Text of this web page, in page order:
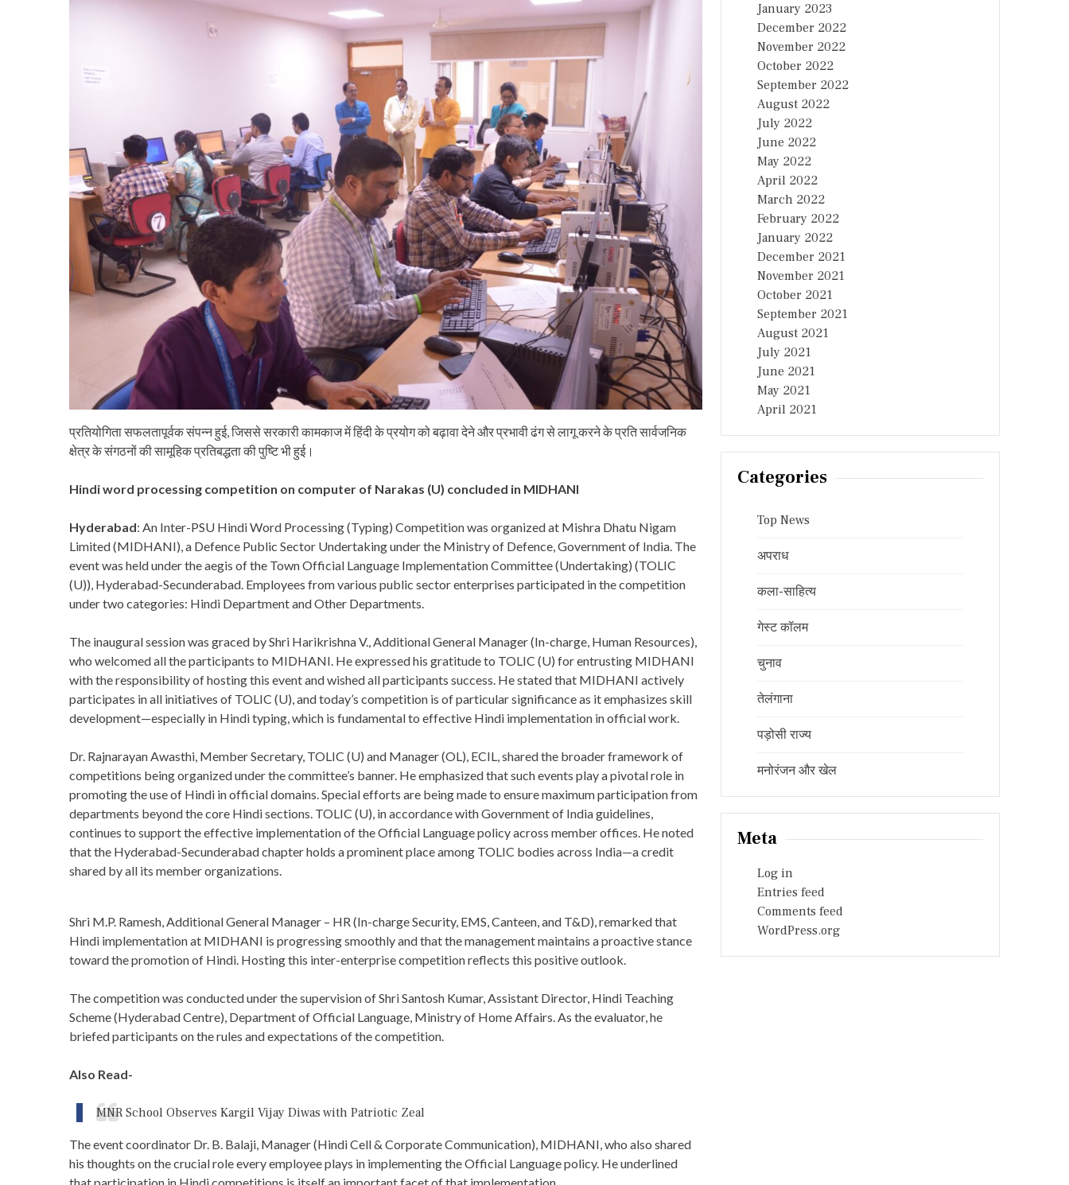
प्रतियोगिता सफलतापूर्वक संपन्न हुई, जिससे सरकारी कामकाज में हिंदी के प्रयोग को बढ़ावा देने और प्रभावी ढंग से लागू करने के प्रति सार्वजनिक
क्षेत्र के संगठनों की सामूहिक प्रतिबद्धता की पुष्टि भी हुई।
Hindi word processing competition on computer of Narakas (U) concluded in MIDHANI
Hyderabad: An Inter-PSU Hindi Word Processing (Typing) Competition was organized at Mishra Dhatu Nigam
Limited (MIDHANI), a Defence Public Sector Undertaking under the Ministry of Defence, Government of India. The
event was held under the aegis of the Town Official Language Implementation Committee (Undertaking) (TOLIC
(U)), Hyderabad-Secunderabad. Employees from various public sector enterprises participated in the competition
under two categories: Hindi Department and Other Departments.
The inaugural session was graced by Shri Harikrishna V., Additional General Manager (In-charge, Human Resources),
who welcomed all the participants to MIDHANI. He expressed his gratitude to TOLIC (U) for entrusting MIDHANI
with the responsibility of hosting this event and wished all participants success. He stated that MIDHANI actively
participates in all initiatives of TOLIC (U), and today’s competition is of particular significance as it emphasizes skill
development—especially in Hindi typing, which is fundamental to effective Hindi implementation in official work.
Dr. Rajnarayan Awasthi, Member Secretary, TOLIC (U) and Manager (OL), ECIL, shared the broader framework of
competitions being organized under the committee’s banner. He emphasized that such events play a pivotal role in
promoting the use of Hindi in official domains. Special efforts are being made to ensure maximum participation from
departments beyond the core Hindi sections. TOLIC (U), in accordance with Government of India guidelines,
continues to support the effective implementation of the Official Language policy across member offices. He noted
that the Hyderabad-Secunderabad chapter holds a prominent place among TOLIC bodies across India—a credit
shared by all its member organizations.
Shri M.P. Ramesh, Additional General Manager – HR (In-charge Security, EMS, Canteen, and T&D), remarked that
Hindi implementation at MIDHANI is progressing smoothly and that the management maintains a proactive stance
toward the promotion of Hindi. Hosting this inter-enterprise competition reflects this positive outlook.
The competition was conducted under the supervision of Shri Santosh Kumar, Assistant Director, Hindi Teaching
Scheme (Hyderabad Centre), Department of Official Language, Ministry of Home Affairs. As the evaluator, he
briefed participants on the rules and expectations of the competition.
Also Read-
MNR School Observes Kargil Vijay Diwas with Patriotic Zeal
The event coordinator Dr. B. Balaji, Manager (Hindi Cell & Corporate Communication), MIDHANI, who also shared
his thoughts on the crucial role every employee plays in implementing the Official Language policy. He underlined
January 2023
December 2022
November 2022
October 2022
September 2022
August 2022
July 2022
June 2022
May 2022
April 2022
March 2022
February 2022
January 2022
December 2021
November 2021
October 2021
September 2021
August 2021
July 2021
June 2021
May 2021
April 2021
Categories
Top News
अपराध
कला-साहित्य
गेस्ट कॉलम
चुनाव
तेलंगाना
पड़ोसी राज्य
मनोरंजन और खेल
Meta
Log in
Entries feed
Comments feed
WordPress.org